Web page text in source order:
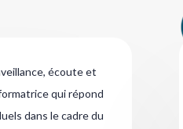
écoute et
qui répond
dans le cadre du